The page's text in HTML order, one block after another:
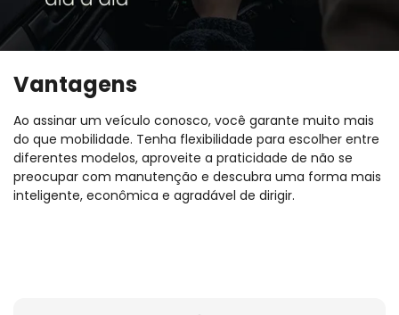
Vantagens
Ao assinar um veículo conosco, você garante muito mais
do que mobilidade. Tenha flexibilidade para escolher entre
diferentes modelos, aproveite a praticidade de não se
preocupar com manutenção e descubra uma forma mais
inteligente, econômica e agradável de dirigir.